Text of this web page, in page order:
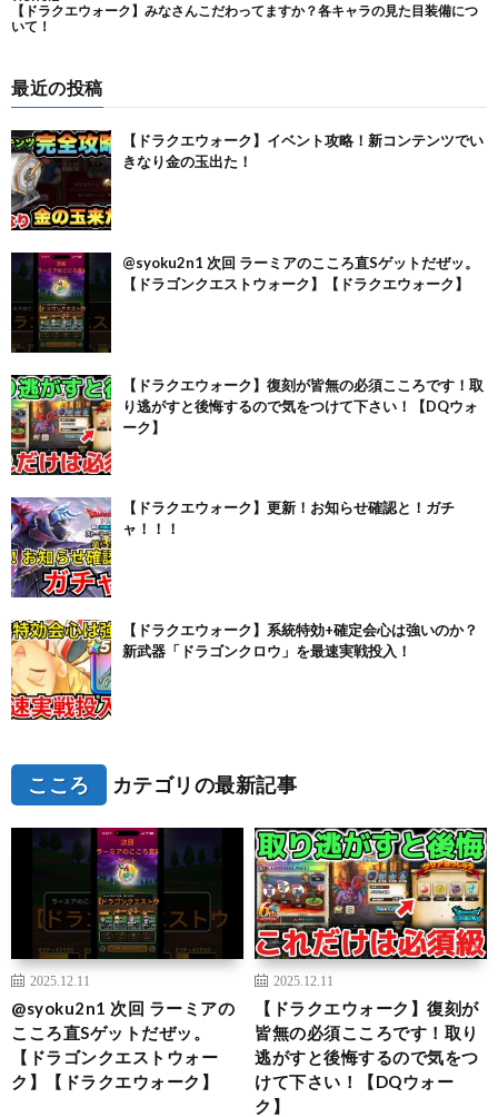
最近の投稿
【ドラクエウォーク】イベント攻略！新コンテンツでい
きなり金の玉出た！
@syoku2n1 次回 ラーミアのこころ直Sゲットだぜッ。
【ドラゴンクエストウォーク】【ドラクエウォーク】
【ドラクエウォーク】復刻が皆無の必須こころです！取
り逃がすと後悔するので気をつけて下さい！【DQウォ
ーク】
【ドラクエウォーク】更新！お知らせ確認と！ガチ
ャ！！！
【ドラクエウォーク】系統特効+確定会心は強いのか？
新武器「ドラゴンクロウ」を最速実戦投入！
こころ カテゴリの最新記事
2025.12.11
@syoku2n1 次回 ラーミアの
こころ直Sゲットだぜッ。
【ドラゴンクエストウォー
ク】【ドラクエウォーク】
2025.12.11
【ドラクエウォーク】復刻が
皆無の必須こころです！取り
逃がすと後悔するので気をつ
けて下さい！【DQウォー
ク】